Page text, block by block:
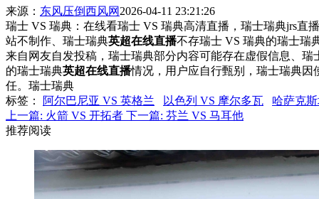
来源： 东风压倒西风网 2026-04-11 23:21:26
瑞士 VS 瑞典：在线看瑞士 VS 瑞典高清直播，瑞士瑞典jrs直
站不制作、瑞士瑞典英超在线直播不存瑞士 VS 瑞典的瑞士瑞
来自网友自发投稿，瑞士瑞典部分内容可能存在虚假信息、
的瑞士瑞典英超在线直播情况，用户应自行甄别，瑞士瑞典
任。瑞士瑞典
标签 ： 阿尔巴尼亚 VS 英格兰 以色列 VS 摩尔多瓦
哈萨克
上一篇: 火箭 VS 开拓者 下一篇: 芬兰 VS 马耳他
推荐阅读